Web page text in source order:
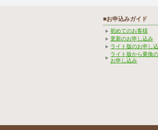
■お申込みガイド
初めてのお客様
更新のお申し込み
ライト版のお申し
ライト版から乗換の
お申し込み